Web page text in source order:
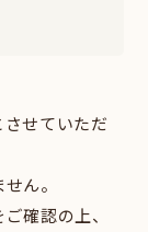
せていただ
ん。
確認の上、